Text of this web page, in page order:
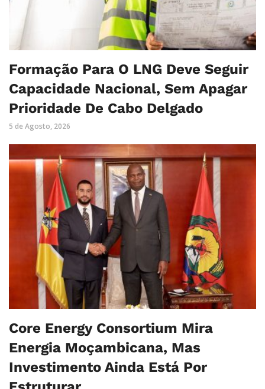
Formação Para O LNG Deve Seguir
Capacidade Nacional, Sem Apagar
Prioridade De Cabo Delgado
5 de Agosto, 2026
Core Energy Consortium Mira
Energia Moçambicana, Mas
Investimento Ainda Está Por